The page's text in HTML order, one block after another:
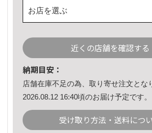
お店を選ぶ
近くの店舗を確認する
納期目安：
店舗在庫不足の為、取り寄せ注文とな
2026.08.12 16:40頃のお届け予定です。
受け取り方法・送料につ